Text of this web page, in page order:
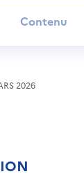
Contenu
2026